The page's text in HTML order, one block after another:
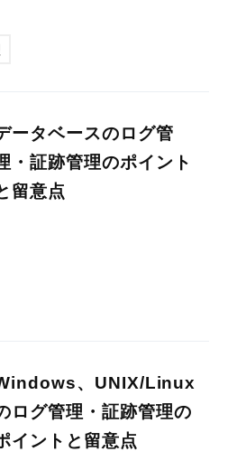
ータベースのログ管
・証跡管理のポイント
留意点
、UNIX/Linux
ログ管理・証跡管理の
イントと留意点